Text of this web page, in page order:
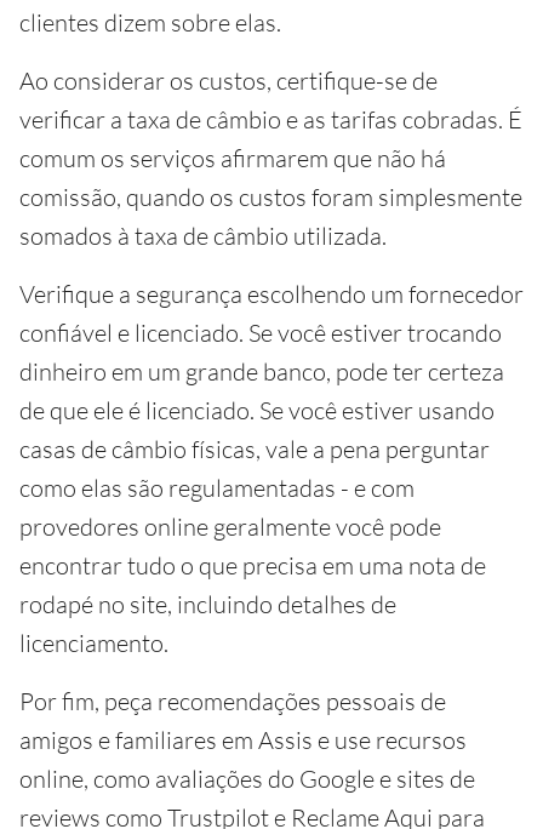
clientes dizem sobre elas.
Ao considerar os custos, certifique-se de
verificar a taxa de câmbio e as tarifas cobradas. É
comum os serviços afirmarem que não há
comissão, quando os custos foram simplesmente
somados à taxa de câmbio utilizada.
Verifique a segurança escolhendo um fornecedor
confiável e licenciado. Se você estiver trocando
dinheiro em um grande banco, pode ter certeza
de que ele é licenciado. Se você estiver usando
casas de câmbio físicas, vale a pena perguntar
como elas são regulamentadas - e com
provedores online geralmente você pode
encontrar tudo o que precisa em uma nota de
rodapé no site, incluindo detalhes de
licenciamento.
Por fim, peça recomendações pessoais de
amigos e familiares em Assis e use recursos
online, como avaliações do Google e sites de
reviews como Trustpilot e Reclame Aqui para